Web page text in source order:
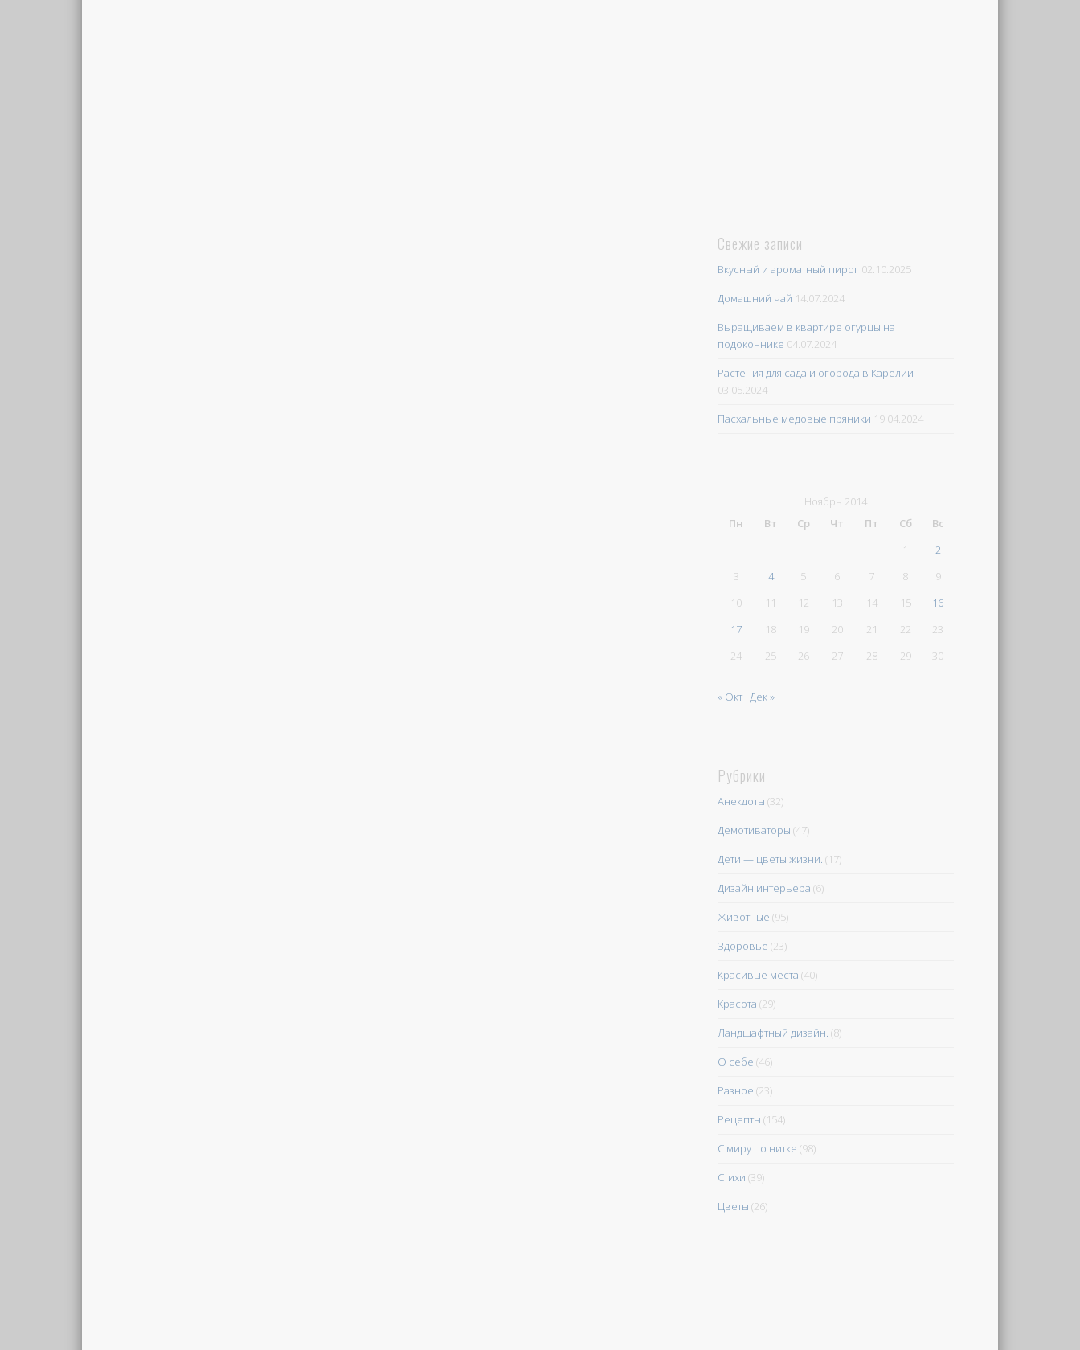
Свежие записи
Вкусный и ароматный пирог 02.10.2025
Домашний чай 14.07.2024
Выращиваем в квартире огурцы на
подоконнике 04.07.2024
Растения для сада и огорода в Карелии
03.05.2024
Пасхальные медовые пряники 19.04.2024
Ноябрь 2014
Пн
Вт Ср Чт Пт Сб
Вс
1
2
3
4 5 6 7 8
9
10
11 12 13 14 15
16
17
18 19 20 21 22
23
24
25 26 27 28 29 30
« Окт Дек »
Рубрики
Анекдоты (32)
Демотиваторы (47)
Дети — цветы жизни. (17)
Дизайн интерьера (6)
Животные (95)
Здоровье (23)
Красивые места (40)
Красота (29)
Ландшафтный дизайн. (8)
О себе (46)
Разное (23)
Рецепты (154)
С миру по нитке (98)
Стихи (39)
Цветы (26)